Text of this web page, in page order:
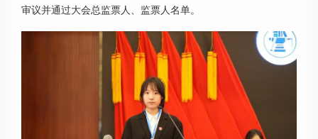
审议并通过大会总监票人、监票人名单。